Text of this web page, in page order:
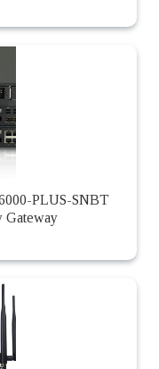
PLUS-SNBT
Gateway